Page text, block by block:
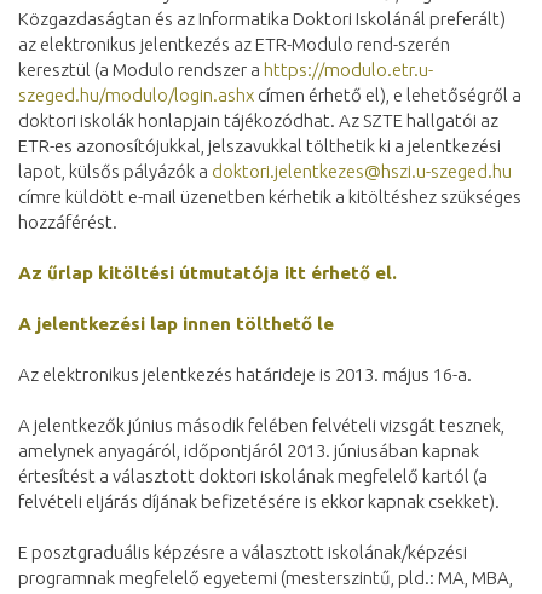
Közgazdaságtan és az Informatika Doktori Iskolánál preferált)
az elektronikus jelentkezés az ETR-Modulo rend-szerén
keresztül (a Modulo rendszer a https://modulo.etr.u-
szeged.hu/modulo/login.ashx címen érhető el), e lehetőségről a
doktori iskolák honlapjain tájékozódhat. Az SZTE hallgatói az
ETR-es azonosítójukkal, jelszavukkal tölthetik ki a jelentkezési
lapot, külsős pályázók a doktori.jelentkezes@hszi.u-szeged.hu
címre küldött e-mail üzenetben kérhetik a kitöltéshez szükséges
hozzáférést.
Az űrlap kitöltési útmutatója itt érhető el.
A jelentkezési lap innen tölthető le
Az elektronikus jelentkezés határideje is 2013. május 16-a.
A jelentkezők június második felében felvételi vizsgát tesznek,
amelynek anyagáról, időpontjáról 2013. júniusában kapnak
értesítést a választott doktori iskolának megfelelő kartól (a
felvételi eljárás díjának befizetésére is ekkor kapnak csekket).
E posztgraduális képzésre a választott iskolának/képzési
programnak megfelelő egyetemi (mesterszintű, pld.: MA, MBA,